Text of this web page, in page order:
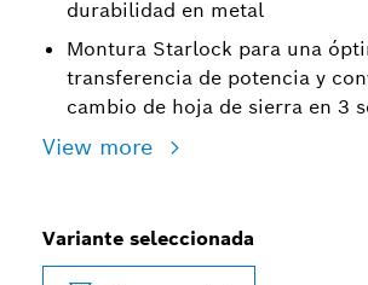
durabilidad en metal
Montura Starlock para una
transferencia de potencia y
cambio de hoja de sierra en 3
View more
Variante seleccionada